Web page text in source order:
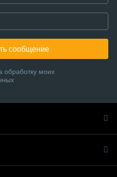
сообщение
обработку моих